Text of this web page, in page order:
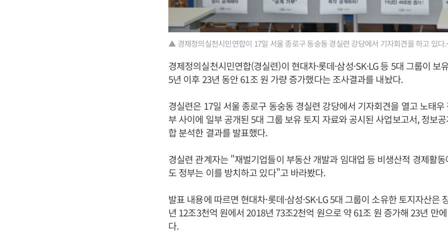
▲ 경제정의실천시민연합이 17일 서울 종로구 동숭동 경실련 강당에서 기자회견을 하고 있다
경제정의실천시민연합(경실련)이 현대차·롯데·삼성·SK·LG 등 5대 그룹이 보
5년 이후 23년 동안 61조 원 가량 증가했다는 조사결과를 내놨다.
경실련은 17일 서울 종로구 동숭동 경실련 강당에서 기자회견을 열고 노태우
부 사이에 일부 공개된 5대 그룹 보유 토지 자료와 공시된 사업보고서, 정보
합 분석한 결과를 발표했다.
경실련 관계자는 "재벌기업들이 부동산 개발과 임대업 등 비생산적 경제활
도 정부는 이를 방치하고 있다"고 바라봤다.
발표 내용에 따르면 현대차·롯데·삼성·SK·LG 5대 그룹이 소유한 토지자산은
년 12조3천억 원에서 2018년 73조2천억 원으로 약 61조 원 증가해 23년 만
다.